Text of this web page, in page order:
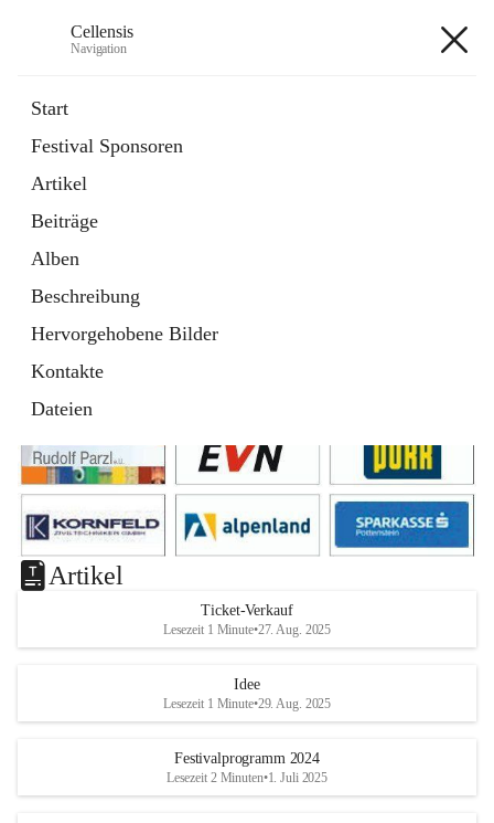
Cellensis
Navigation
Start
Festival Sponsoren
Artikel
Beiträge
Alben
Beschreibung
Hervorgehobene Bilder
Kontakte
Dateien
Festival Sponsoren
Artikel
Ticket-Verkauf
Lesezeit 1 Minute•27. Aug. 2025
Idee
Lesezeit 1 Minute•29. Aug. 2025
Festivalprogramm 2024
Lesezeit 2 Minuten•1. Juli 2025